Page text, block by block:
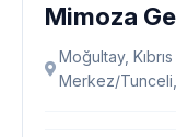
Mimoza
Moğultay,
Merkez/